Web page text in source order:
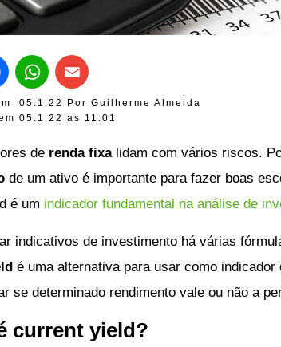
05.1.22 Por Guilherme Almeida
05.1.22 as 11:01
Facebook
WhatsApp
de renda fixalidam com vários riscos.
de um ativo é importante para fazer boas
é um indicador fundamental na análise de
indicativos de investimento há várias
é uma alternativa para usar como
se determinado rendimento vale ou não a
current yield?